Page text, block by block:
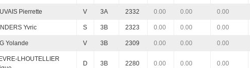
Pierrette V 3A 2332 0.00 0.00 0.00
Yvric S 3B 2323 0.00 0.00 0.00
Yolande V 3B 2309 0.00 0.00 0.00
LHOUTELLIER
D 3B 2280 0.00 0.00 0.00